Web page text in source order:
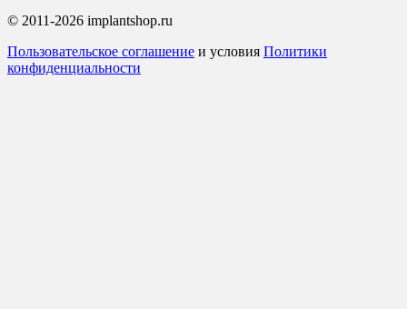
© 2011-2026 implantshop.ru
Пользовательское соглашение и условия Политики
конфиденциальности